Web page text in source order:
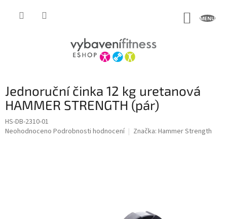
Jednoruční činka 12 kg uretanová
HAMMER STRENGTH (pár)
HS-DB-2310-01
Průměrné
Neohodnoceno Podrobnosti hodnocení Značka: Hammer Strength